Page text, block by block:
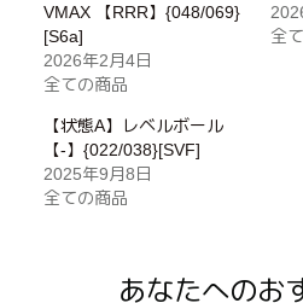
VMAX 【RRR】{048/069}
[S6a]
2026年2月4日
全ての商品
全
【状態A】レベルボール
【-】{022/038}[SVF]
2025年9月8日
全ての商品
あなたへのお